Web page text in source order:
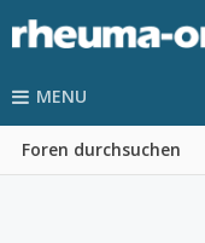
MENU
Foren durchsuchen